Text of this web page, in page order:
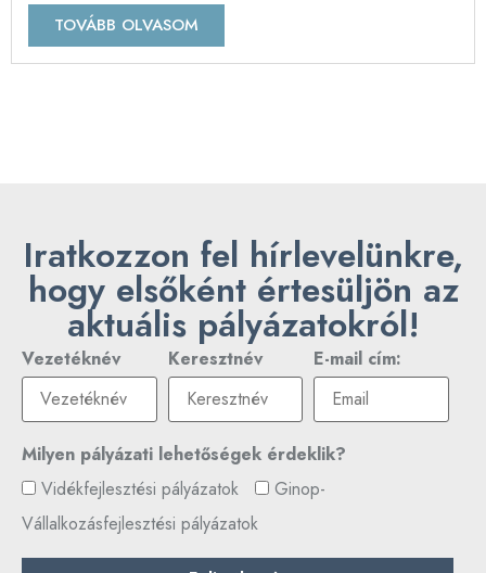
TOVÁBB OLVASOM
Iratkozzon fel hírlevelünkre,
hogy elsőként értesüljön az
aktuális pályázatokról!
Vezetéknév Keresztnév E-mail cím:
Milyen pályázati lehetőségek érdeklik?
Vidékfejlesztési pályázatok
Ginop-
Vállalkozásfejlesztési pályázatok